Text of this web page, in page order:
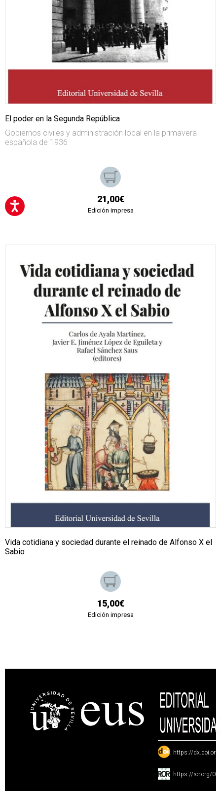
El poder en la Segunda República
Gobiernos civiles y administración local en la primavera
española de 1936
21,00€
Edición impresa
Vida cotidiana y sociedad durante el reinado de Alfonso X el
Sabio
15,00€
Edición impresa
: https://
: https://ror.org/